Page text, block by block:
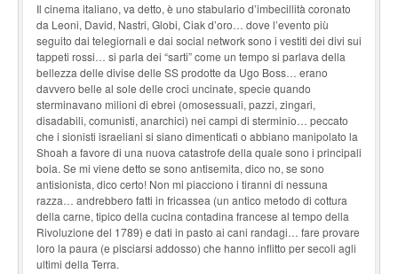
Il cinema italiano, va detto, è uno stabulario d’imbecillità coronato
da Leoni, David, Nastri, Globi, Ciak d’oro… dove l’evento più
seguito dai telegiornali e dai social network sono i vestiti dei divi sui
tappeti rossi… si parla dei “sarti” come un tempo si parlava della
bellezza delle divi­se delle SS prodotte da Ugo Boss… erano
davvero belle al sole delle croci uncinate, specie quando
sterminavano milioni di ebrei (omosessuali, pazzi, zingari,
disadabili, comunisti, anar­chici) nei campi di sterminio… peccato
che i sionisti israeliani si siano dimenticati o abbiano manipolato la
Shoah a favore di una nuova catastrofe della quale sono i principali
boia. Se mi viene detto se sono antisemita, dico no, se sono
antisionista, dico certo! Non mi piacciono i tiranni di nessuna
razza… andrebbero fatti in fricassea (un antico metodo di cottura
della carne, tipico della cucina contadina francese al tempo della
Rivoluzione del 1789) e dati in pasto ai cani randagi… fare provare
loro la paura (e pisciarsi addosso) che hanno inflitto per secoli agli
ultimi della Terra.